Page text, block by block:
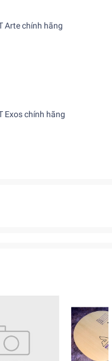
Arte chính hãng
Exos chính hãng